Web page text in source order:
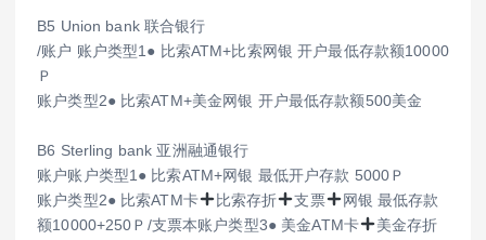
B5 Union bank 联合银行
/账户 账户类型1● 比索ATM+比索网银 开户最低存款额10000
Ｐ
账户类型2● 比索ATM+美金网银 开户最低存款额500美金
B6 Sterling bank 亚洲融通银行
账户账户类型1● 比索ATM+网银 最低开户存款 5000Ｐ
账户类型2● 比索ATM卡
比索存折 支票
网银 最低存款
额10000+250Ｐ/支票本账户类型3● 美金ATM卡
美金存折